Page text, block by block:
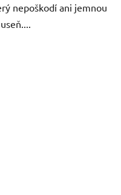
nepoškodí ani jemnou